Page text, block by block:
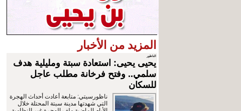
المزيد من الأخبار
الناظور
يحيى يحيى: استعادة سبتة ومليلية هدف
سلمي.. وفتح فرخانة مطلب عاجل
للسكان
ناظورسيتي: متابعة أعادت أحداث الهجرة
التي شهدتها مدينة سبتة المحتلة خلال